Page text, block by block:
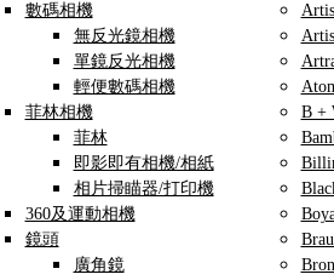
數碼相機
無反光鏡相機
單鏡反光相機
輕便數碼相機
菲林相機
菲林
即影即有相機/相紙
相片掃瞄器/打印機
360及運動相機
鏡頭
廣角鏡
B +